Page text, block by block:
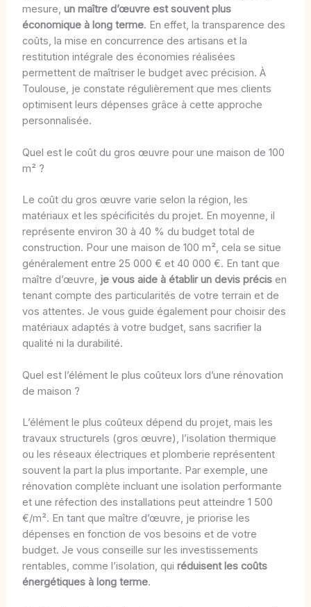
mesure, un maître d’œuvre est souvent plus
économique à long terme. En effet, la transparence des
coûts, la mise en concurrence des artisans et la
restitution intégrale des économies réalisées
permettent de maîtriser le budget avec précision. À
Toulouse, je constate régulièrement que mes clients
optimisent leurs dépenses grâce à cette approche
personnalisée.
Quel est le coût du gros œuvre pour une maison de 100
m² ?
Le coût du gros œuvre varie selon la région, les
matériaux et les spécificités du projet. En moyenne, il
représente environ 30 à 40 % du budget total de
construction. Pour une maison de 100 m², cela se situe
généralement entre 25 000 € et 40 000 €. En tant que
maître d’œuvre, je vous aide à établir un devis précisen
tenant compte des particularités de votre terrain et de
vos attentes. Je vous guide également pour choisir des
matériaux adaptés à votre budget, sans sacrifier la
qualité ni la durabilité.
Quel est l’élément le plus coûteux lors d’une rénovation
de maison ?
L’élément le plus coûteux dépend du projet, mais les
travaux structurels (gros œuvre), l’isolation thermique
ou les réseaux électriques et plomberie représentent
souvent la part la plus importante. Par exemple, une
rénovation complète incluant une isolation performante
et une réfection des installations peut atteindre 1 500
€/m². En tant que maître d’œuvre, je priorise les
dépenses en fonction de vos besoins et de votre
budget. Je vous conseille sur les investissements
rentables, comme l’isolation, qui réduisent les coûts
énergétiques à long terme.